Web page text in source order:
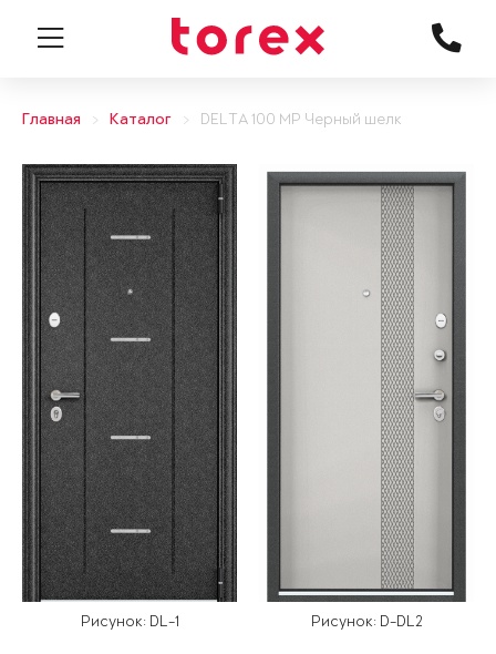
Главная Каталог DELTA 100 MP Черный шелк
Рисунок: DL-1 Рисунок: D-DL2